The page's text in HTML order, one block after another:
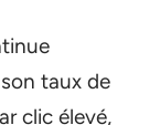
taux de
clic élevé,